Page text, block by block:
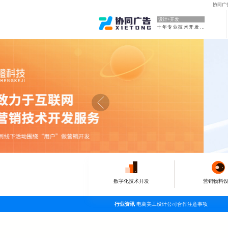
协同广
设计+开发
十年专业技术开发公司
数字化技术开发 营销物料
行业资讯 电商美工设计公司合作注意事项